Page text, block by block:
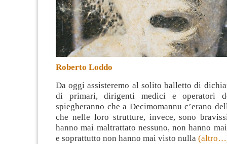
Roberto Loddo
Da oggi assisteremo al solito balletto di
di primari, dirigenti medici e operatori
spiegheranno che a Decimomannu c’erano
che nelle loro strutture, invece, sono
hanno mai maltrattato nessuno, non hanno
e soprattutto non hanno mai visto nulla